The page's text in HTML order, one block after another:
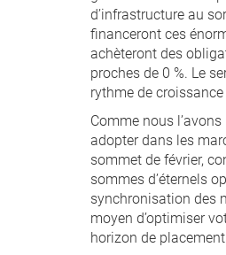
d’infrastructure au
financeront ces
achèteront des
proches de 0 %. Le
rythme de
Comme nous
adopter dans les
sommet de février,
sommes d’éternels
synchronisation des
moyen d’optimiser
horizon de